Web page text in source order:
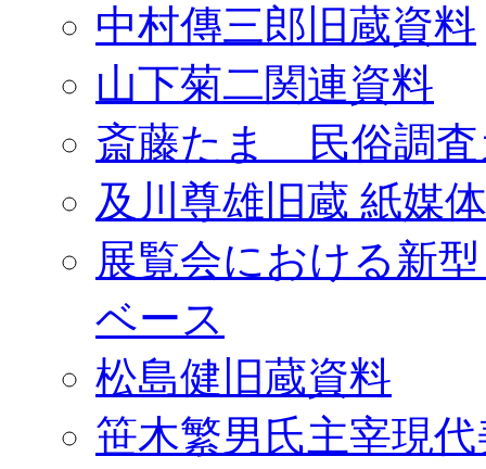
中村傳三郎旧蔵資料
山下菊二関連資料
斎藤たま 民俗調査
及川尊雄旧蔵 紙媒
展覧会における新
ベース
松島健旧蔵資料
笹木繁男氏主宰現